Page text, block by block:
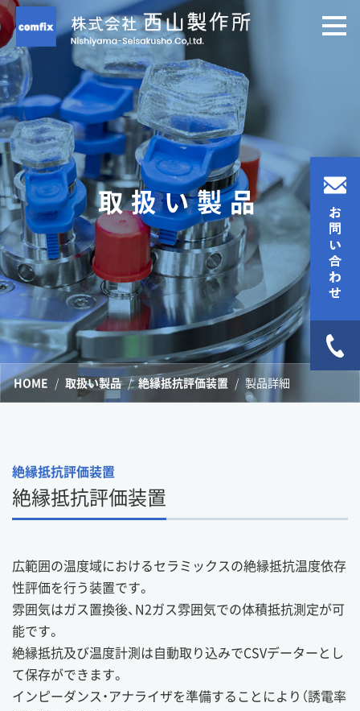
取扱い製品
HOME 取扱い製品 絶縁抵抗評価装置 製品詳細
絶縁抵抗評価装置
絶縁抵抗評価装置
広範囲の温度域におけるセラミックスの絶縁抵抗温度依存
性評価を行う装置です。
雰囲気はガス置換後、N2ガス雰囲気での体積抵抗測定が可
能です。
絶縁抵抗及び温度計測は自動取り込みでCSVデーターとし
て保存ができます。
インピーダンス・アナライザを準備することにより（誘電率